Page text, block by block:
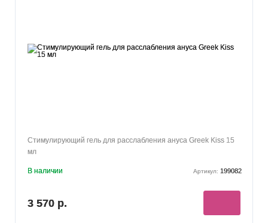
Стимулирующий гель для расслабления ануса Greek Kiss 15
мл
В наличии Артикул: 199082
3 570 р.